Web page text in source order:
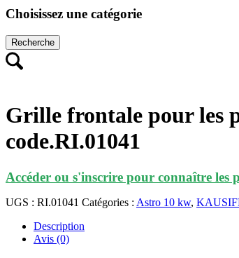
Choisissez une catégorie
Recherche
Grille frontale pour les
code.RI.01041
Accéder ou s'inscrire pour connaître les
UGS : RI.01041 Catégories : Astro 10 kw,
Description
Avis (0)